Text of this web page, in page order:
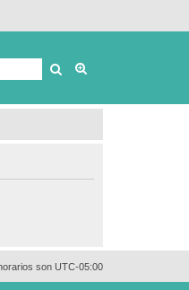
Buscar
son UTC-05:00